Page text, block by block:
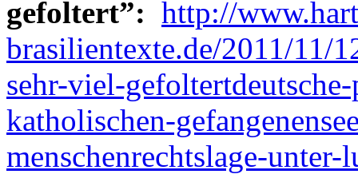
gefoltert”: http://
brasilientexte.de/2011/11/
sehr-viel-
katholischen-
menschenrechtslage-unter-